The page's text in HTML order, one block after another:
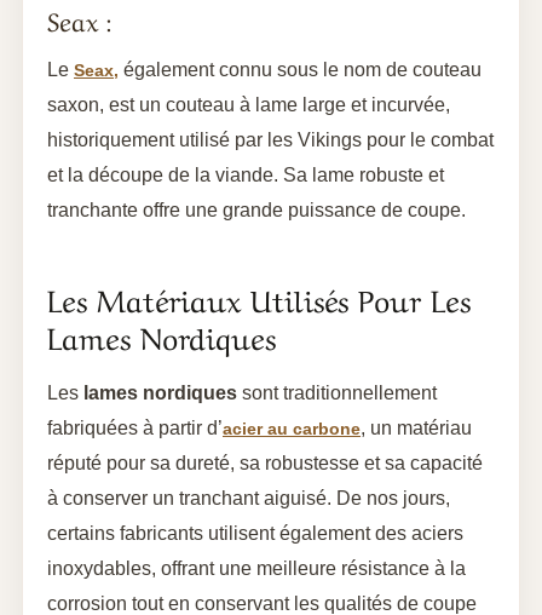
Seax :
Le Seax, également connu sous le nom de couteau
saxon, est un couteau à lame large et incurvée,
historiquement utilisé par les Vikings pour le combat
et la découpe de la viande. Sa lame robuste et
tranchante offre une grande puissance de coupe.
Les Matériaux Utilisés Pour Les
Lames Nordiques
Les lames nordiques sont traditionnellement
fabriquées à partir d’acier au carbone, un matériau
réputé pour sa dureté, sa robustesse et sa capacité
à conserver un tranchant aiguisé. De nos jours,
certains fabricants utilisent également des aciers
inoxydables, offrant une meilleure résistance à la
corrosion tout en conservant les qualités de coupe